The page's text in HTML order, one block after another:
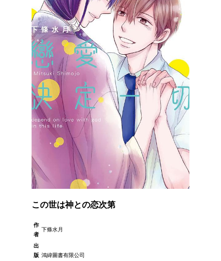
この世は神との恋次第
作
者
下條水月
出
版 鴻緯圖書有限公司